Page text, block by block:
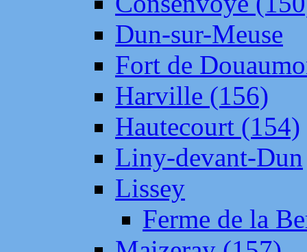
Dun-sur-Meuse
Fort de
Harville (156)
Hautecourt (154)
Liny-devant-Dun
Lissey
Ferme de la